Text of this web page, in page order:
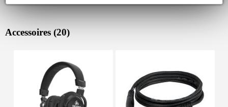
Accessoires (20)